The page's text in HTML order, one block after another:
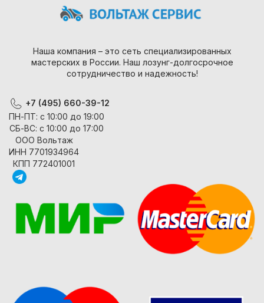
Наша компания – это сеть специализированных
мастерских в России. Наш лозунг-долгосрочное
сотрудничество и надежность!
+7 (495) 660-39-12
ПН-ПТ: с 10:00 до 19:00
СБ-ВС: с 10:00 до 17:00
ООО Вольтаж
ИНН 7701934964
КПП 772401001